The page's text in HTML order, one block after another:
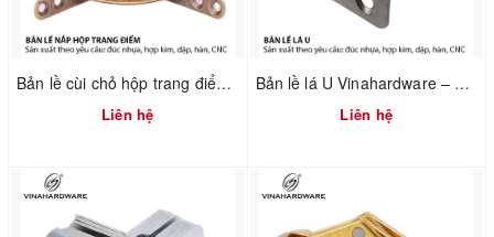
Bản lề cùi chỏ hộp trang điểm Vinahardware 7100.4.01118
Liên hệ
Bản lề lá U Vinahardware – 1260.3.11009
Liên hệ